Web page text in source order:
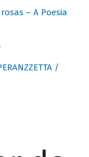
rosas – A Poesia
/